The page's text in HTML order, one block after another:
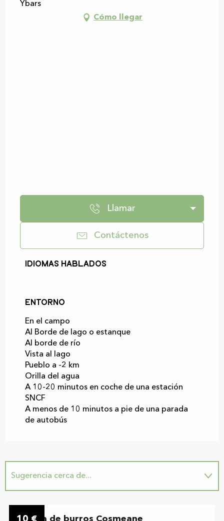
Ybars
Cómo llegar
Llamar
Contáctenos
Idiomas hablados
Idiomas hablados
Entorno
Entorno
En el campo
Al Borde de lago o estanque
Al borde de río
Vista al lago
Pueblo a -2 km
Orilla del agua
A 10-20 minutos en coche de una estación
SNCF
A menos de 10 minutos a pie de una parada
de autobús
Sugerencia cerca de...
In situ
10 €
Granja de burros Cosmeane